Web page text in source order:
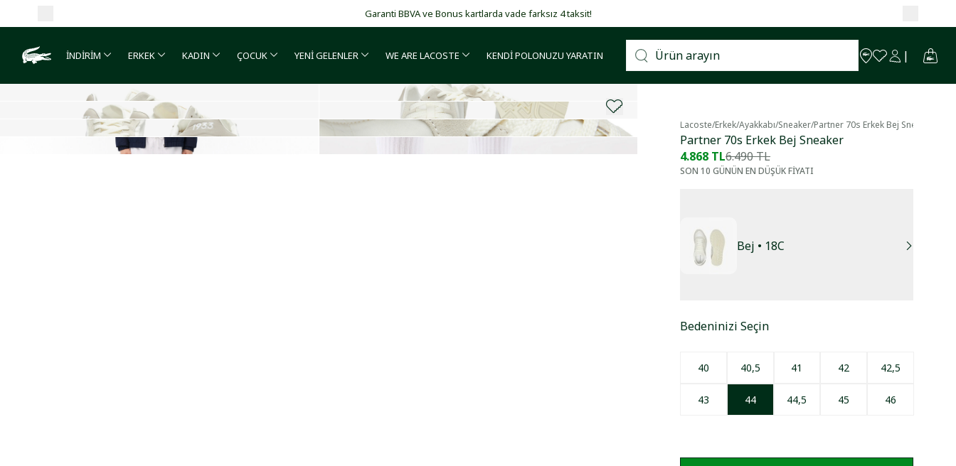
Garanti BBVA ve Bonus kartlarda vade farksız 4 taksit!
İNDİRİM ERKEK KADIN ÇOCUK YENİ GELENLER WE ARE LACOSTE KENDİ POLONUZU YARATIN
Lacoste/Erkek/Ayakkabı/Sneaker/Partner 70s Erkek Bej Sneaker
Partner 70s Erkek Bej Sneaker
4.868 TL6.490 TL
SON 10 GÜNÜN EN DÜŞÜK FİYATI
Bedeninizi Seçin
40 40,5 41 42 42,5
43 44 44,5 45 46
Bej • 18C